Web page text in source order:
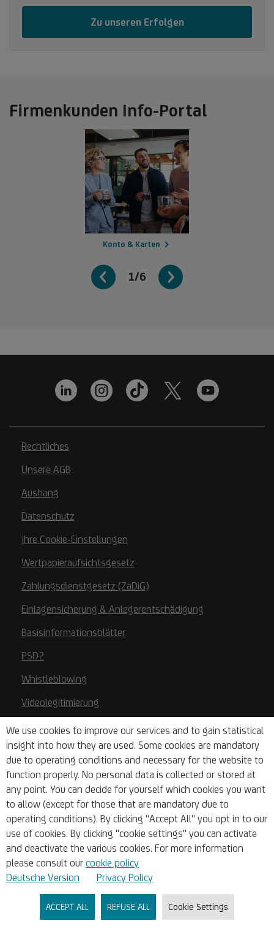
We use cookies to improve our services and to gain statistical
insight into how they are used. Some cookies are mandatory
due to operating conditions and necessary for the website to
function properly. No personal data is collected or stored at
any point. You can decide for yourself which cookies you want
to allow (except for those that are mandatory due to
operating conditions). By clicking "Accept All" you opt in to our
use of cookies. By clicking "cookie settings" you can activate
and deactivate the various cookies. For more information
please consult our cookie policy
Deutsche Version
Privacy Policy
ACCEPT ALL REFUSE ALL Cookie Settings
Zu unseren Erfolgen
Firmenkunden Info-Portal
Konto & Karten
1/6
Rechtliches
Unsere AGB
Aushang
Datenschutz
Ihre Cookie-Einstellungen
Wertpapieraufsichtsgesetz
Zahlungsdienstgesetz (ZaDiG)
Einlagensicherung & Anlegerentschädigung
Basisinformationsblätter
PSD2
Whistleblowing
Videolegitimierung
Konten
Finanz- & Liquiditätsplanung
Kredite & Förderungen
Börsen & Research
Unternehmen